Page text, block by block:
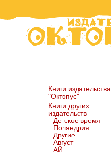
Книги издательства
"Октопус"
Книги других
издательств
Детское время
Поляндрия
Другие
Август
АЙ